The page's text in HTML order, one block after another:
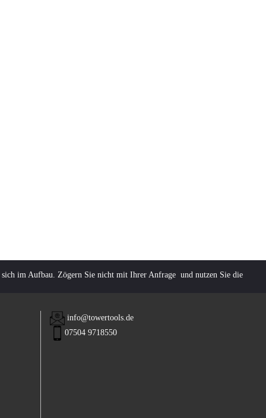
im Aufbau. Zögern Sie nicht mit Ihrer Anfrage und nutzen Sie die
info@towertools.de
07504 9718550